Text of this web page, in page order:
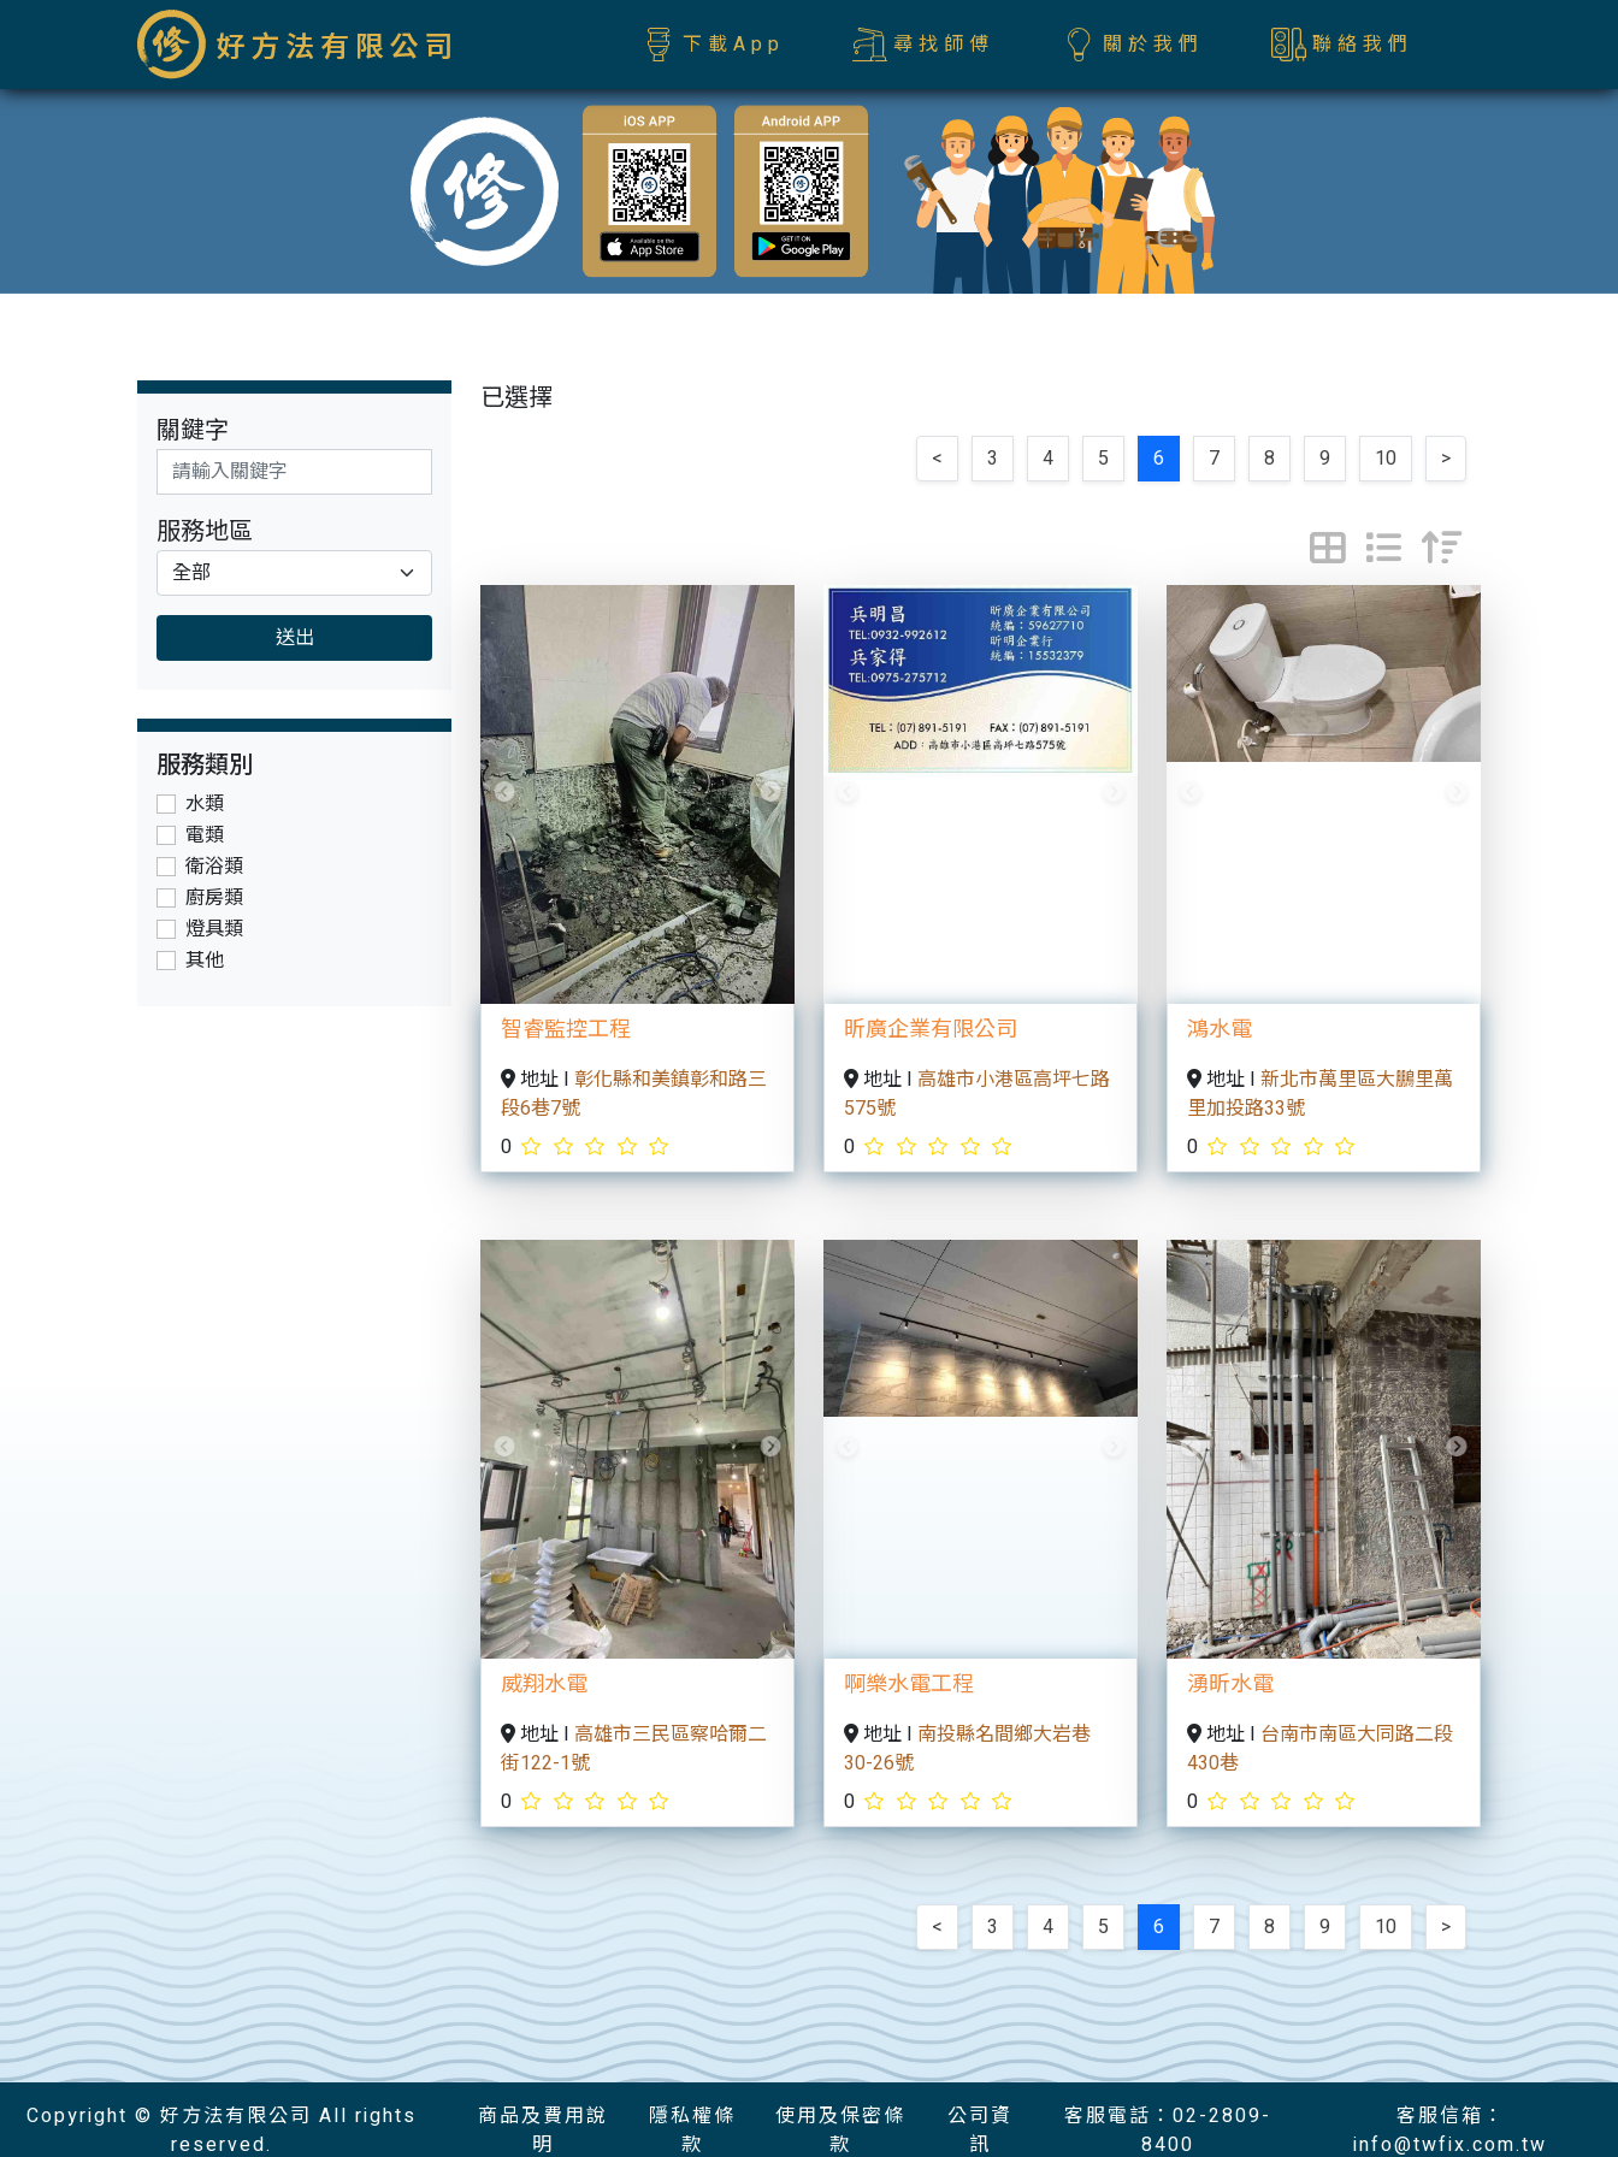
下載App 尋找師傅 關於我們 聯絡我們
關鍵字
服務地區
送出
服務類別
水類
電類
衛浴類
廚房類
燈具類
其他
已選擇
< 3 4 5 6 7 8 9 10 >
Previous Next
智睿監控工程
地址 I 彰化縣和美鎮彰和路三
段6巷7號
0
昕廣企業有限公司
地址 I 高雄市小港區高坪七路
575號
0
鴻水電
地址 I 新北市萬里區大鵬里萬
里加投路33號
0
Previous Next
威翔水電
地址 I 高雄市三民區察哈爾二
街122-1號
0
啊樂水電工程
地址 I 南投縣名間鄉大岩巷
30-26號
0
Previous Next
湧昕水電
地址 I 台南市南區大同路二段
430巷
0
< 3 4 5 6 7 8 9 10 >
Copyright © 好方法有限公司 All rights
reserved.
商品及費用說
明
隱私權條
款
使用及保密條
款
公司資
訊
客服電話：02-2809-
8400
客服信箱：
info@twfix.com.tw